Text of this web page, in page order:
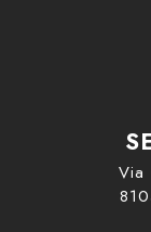
Via